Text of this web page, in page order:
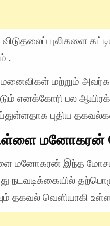
புலிகளை
.
மற்றும்
எனக்கோரி பல
புதிய
மனோகரன்
மனோகரன் இந்த
நடவடிக்கையில்
தகவல் வெளியாகி